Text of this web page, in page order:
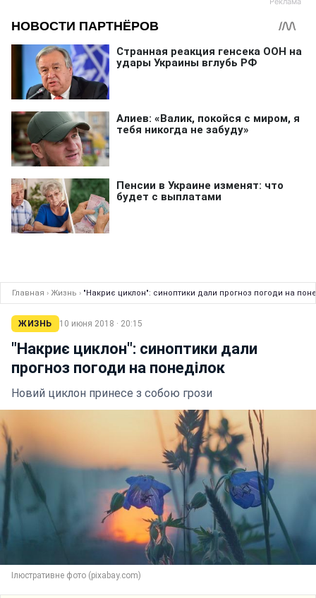
Главная › Жизнь › "Накриє циклон": синоптики дали прогноз погоди на
ЖИЗНЬ 10 июня 2018 · 20:15
"Накриє циклон": синоптики дали
прогноз погоди на понеділок
Новий циклон принесе з собою грози
Ілюстративне фото (pixabay.com)